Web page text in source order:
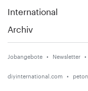
International
Archiv
Jobangebote Newsletter
diyinternational.com